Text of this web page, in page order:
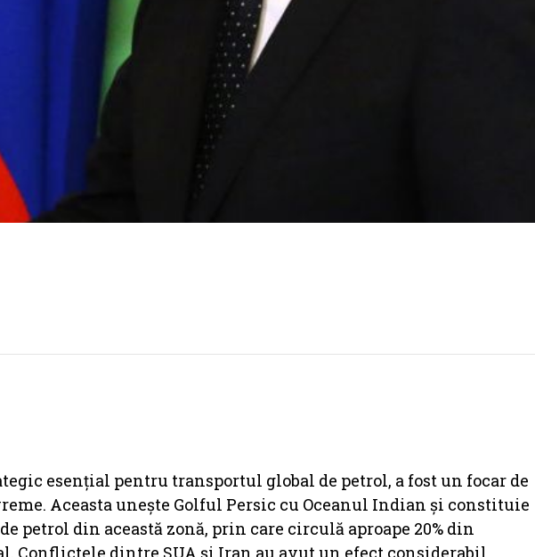
esențial pentru transportul global de petrol, a fost un focar de
Aceasta unește Golful Persic cu Oceanul Indian și constituie
petrol din această zonă, prin care circulă aproape 20% din
Conflictele dintre SUA și Iran au avut un efect considerabil